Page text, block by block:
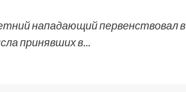
нападающий первенствовал в
принявших в...